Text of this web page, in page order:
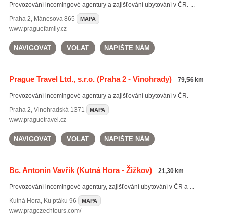
Provozování incomingové agentury a zajišťování ubytování v ČR. ...
Praha 2, Mánesova 865 MAPA
www.praguefamily.cz
NAVIGOVAT VOLAT NAPIŠTE NÁM
Prague Travel Ltd., s.r.o.(Praha 2 - Vinohrady) 79,56 km
Provozování incomingové agentury a zajišťování ubytování v ČR.
Praha 2, Vinohradská 1371 MAPA
www.praguetravel.cz
NAVIGOVAT VOLAT NAPIŠTE NÁM
Bc. Antonín Vavřík(Kutná Hora - Žižkov) 21,30 km
Provozování incomingové agentury, zajišťování ubytování v ČR a ...
Kutná Hora, Ku ptáku 96 MAPA
www.pragczechtours.com/